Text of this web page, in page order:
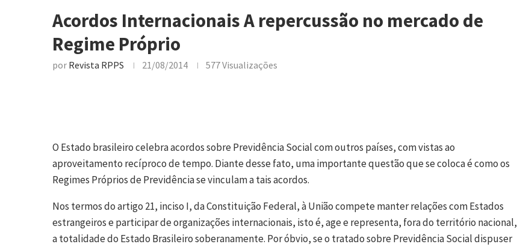
Acordos Internacionais A repercussão no mercado de
Regime Próprio
por Revista RPPS 21/08/2014 577Visualizações
O Estado brasileiro celebra acordos sobre Previdência Social com outros países, com vistas ao
aproveitamento recíproco de tempo. Diante desse fato, uma importante questão que se coloca é como os
Regimes Próprios de Previdência se vinculam a tais acordos.
Nos termos do artigo 21, inciso I, da Constituição Federal, à União compete manter relações com Estados
estrangeiros e participar de organizações internacionais, isto é, age e representa, fora do território nacional,
a totalidade do Estado Brasileiro soberanamente. Por óbvio, se o tratado sobre Previdência Social dispuser